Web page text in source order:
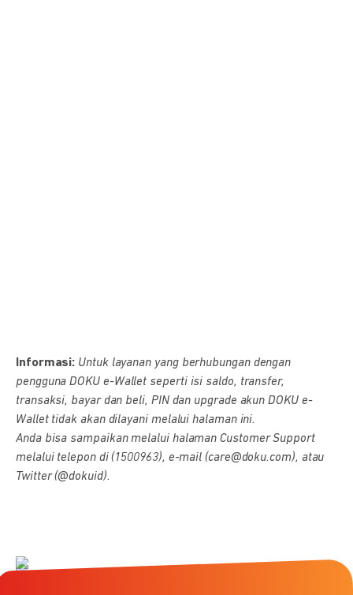
Informasi: Untuk layanan yang berhubungan dengan
pengguna DOKU e-Wallet seperti isi saldo, transfer,
transaksi, bayar dan beli, PIN dan upgrade akun DOKU e-
Wallet tidak akan dilayani melalui halaman ini.
Anda bisa sampaikan melalui halaman Customer Support
melalui telepon di (1500963), e-mail (care@doku.com), atau
Twitter (@dokuid).